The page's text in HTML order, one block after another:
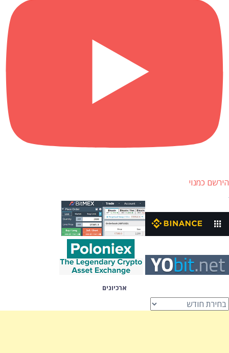
הירשם כמנוי
ארכיונים
ארכיונים